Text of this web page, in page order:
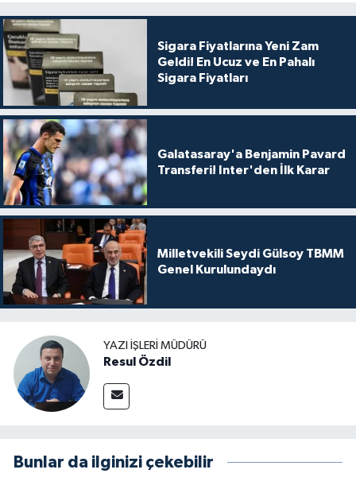
Sigara Fiyatlarına Yeni Zam
Geldi! En Ucuz ve En Pahalı
Sigara Fiyatları
Galatasaray'a Benjamin Pavard
Transferi! Inter'den İlk Karar
Milletvekili Seydi Gülsoy TBMM
Genel Kurulundaydı
YAZI İŞLERI MÜDÜRÜ
Resul Özdil
Bunlar da ilginizi çekebilir